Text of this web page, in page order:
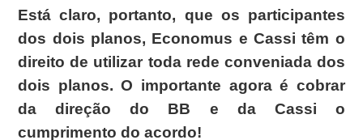
Está claro, portanto, que os participantes
dos dois planos, Economus e Cassi têm o
direito de utilizar toda rede conveniada dos
dois planos. O importante agora é cobrar
da direção do BB e da Cassi o
cumprimento do acordo!